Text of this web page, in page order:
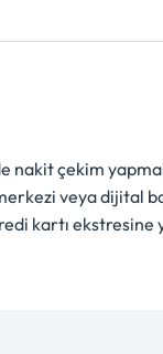
çekim
veya dijital
kartı ekstresine